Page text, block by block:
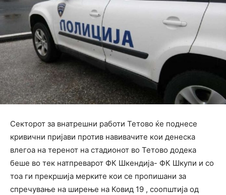
Секторот за внатрешни работи Тетово ќе поднесе
кривични пријави против навивачите кои денеска
влегоа на теренот на стадионот во Тетово додека
беше во тек натпреварот ФК Шкендија- ФК Шкупи и со
тоа ги прекршија мерките кои се пропишани за
спречување на ширење на Ковид 19 , соопштија од